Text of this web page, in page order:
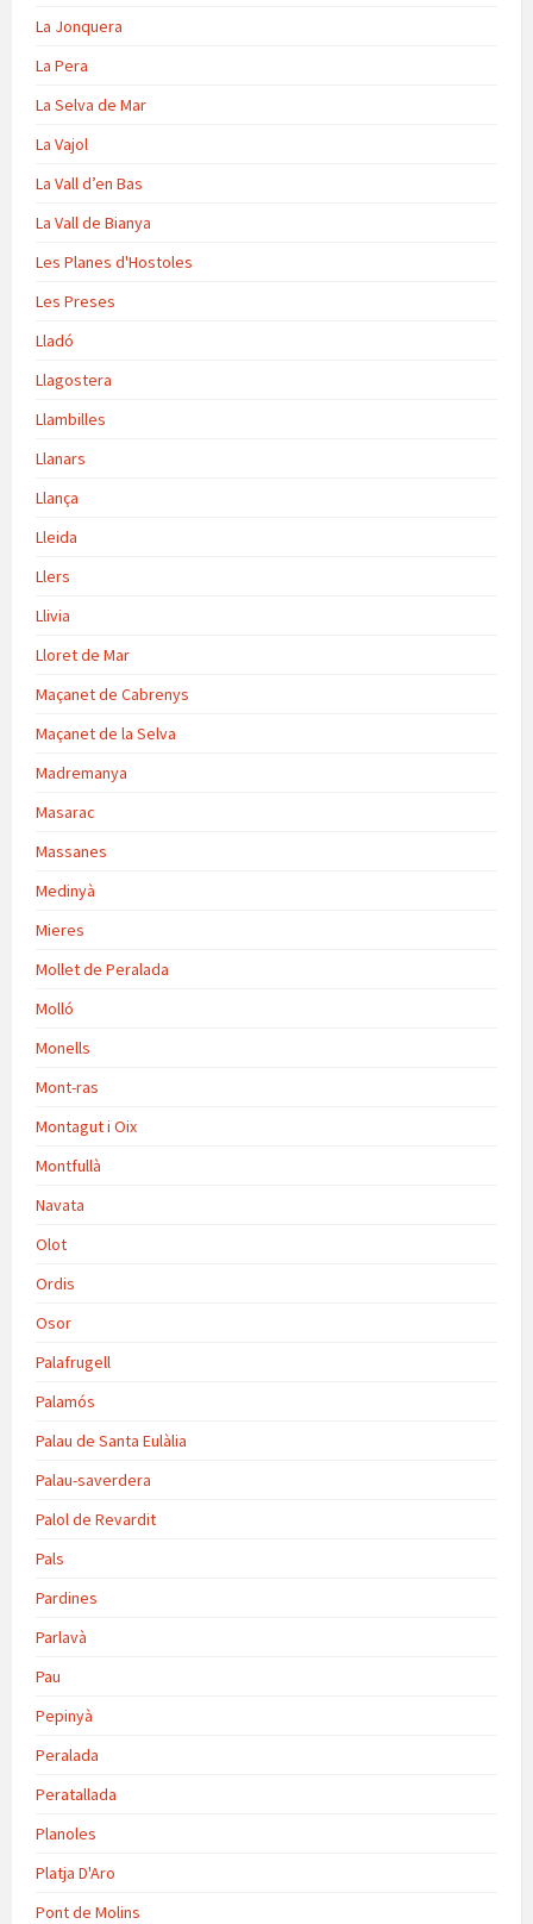
La Jonquera
La Pera
La Selva de Mar
La Vajol
La Vall d’en Bas
La Vall de Bianya
Les Planes d'Hostoles
Les Preses
Lladó
Llagostera
Llambilles
Llanars
Llança
Lleida
Llers
Llivia
Lloret de Mar
Maçanet de Cabrenys
Maçanet de la Selva
Madremanya
Masarac
Massanes
Medinyà
Mieres
Mollet de Peralada
Molló
Monells
Mont-ras
Montagut i Oix
Montfullà
Navata
Olot
Ordis
Osor
Palafrugell
Palamós
Palau de Santa Eulàlia
Palau-saverdera
Palol de Revardit
Pals
Pardines
Parlavà
Pau
Pepinyà
Peralada
Peratallada
Planoles
Platja D'Aro
Pont de Molins